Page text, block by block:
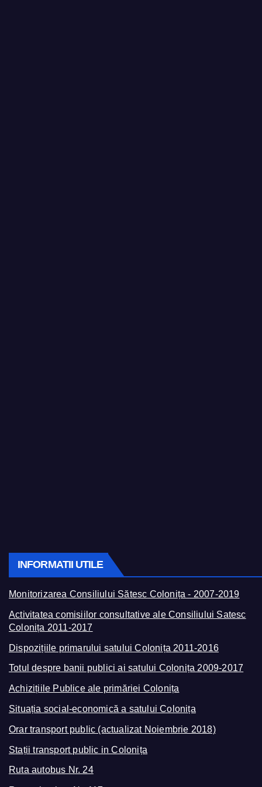
INFORMATII UTILE
Monitorizarea Consiliului Sătesc Colonița - 2007-2019
Activitatea comisiilor consultative ale Consiliului Satesc
Colonița 2011-2017
Dispozițiile primarului satului Colonița 2011-2016
Totul despre banii publici ai satului Colonița 2009-2017
Achizițiile Publice ale primăriei Colonița
Situația social-economică a satului Colonița
Orar transport public (actualizat Noiembrie 2018)
Stații transport public in Colonița
Ruta autobus Nr. 24